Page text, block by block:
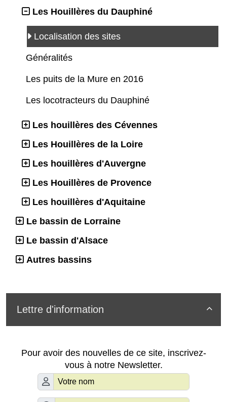
Les Houillères du Dauphiné
Localisation des sites
Généralités
Les puits de la Mure en 2016
Les locotracteurs du Dauphiné
Les houillères des Cévennes
Les Houillères de la Loire
Les houillères d'Auvergne
Les Houillères de Provence
Les houillères d'Aquitaine
Le bassin de Lorraine
Le bassin d'Alsace
Autres bassins

Lettre d'information
Pour avoir des nouvelles de ce site, inscrivez-
vous à notre Newsletter.